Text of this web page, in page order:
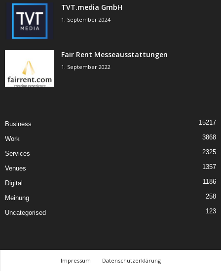
TVT.media GmbH
1. September 2024
Fair Rent Messeausstattungen
1. September 2022
Business 15217
Work 3868
Services 2325
Venues 1357
Digital 1186
Meinung 258
Uncategorised 123
Impressum
Datenschutzerklärung